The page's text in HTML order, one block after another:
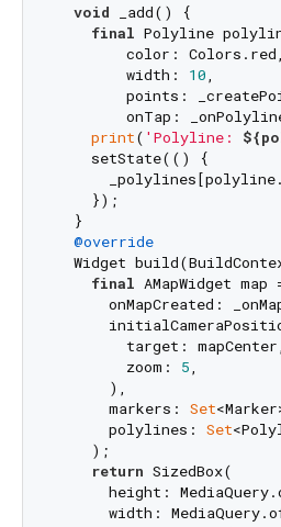
void _add() {
final Polyline
        color: Colors.red,
        width:
10,
points:
onTap:
print( 'Polyline:
    setState(() {
    });
  }
@override
Widget
final AMapWidget map
onMapCreated:
        target: mapCenter,
        zoom:
5,
      ),
      markers:
Set
      polylines:
Set
    );
return SizedBox(
height:
width: